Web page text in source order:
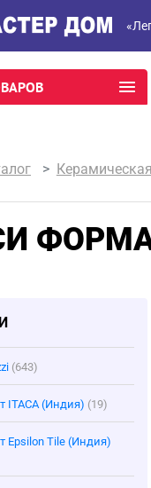
(643)
ITACA (Индия) (19)
Epsilon Tile (Индия)